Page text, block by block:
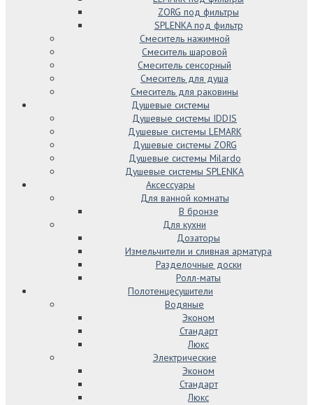
ZORG под фильтры
SPLENKA под фильтр
Смеситель нажимной
Смеситель шаровой
Смеситель сенсорный
Смеситель для душа
Смеситель для раковины
Душевые системы
Душевые системы IDDIS
Душевые системы LEMARK
Душевые системы ZORG
Душевые системы Milardo
Душевые системы SPLENKA
Аксессуары
Для ванной комнаты
В бронзе
Для кухни
Дозаторы
Измельчители и сливная арматура
Разделочные доски
Ролл-маты
Полотенцесушители
Водяные
Эконом
Стандарт
Люкс
Электрические
Эконом
Стандарт
Люкс